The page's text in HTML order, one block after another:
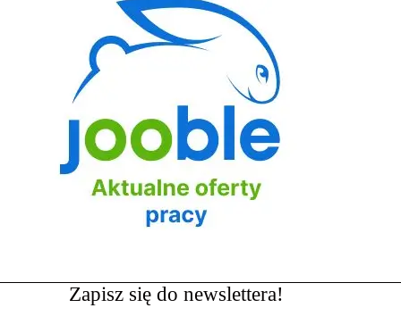
Zapisz się do newslettera!